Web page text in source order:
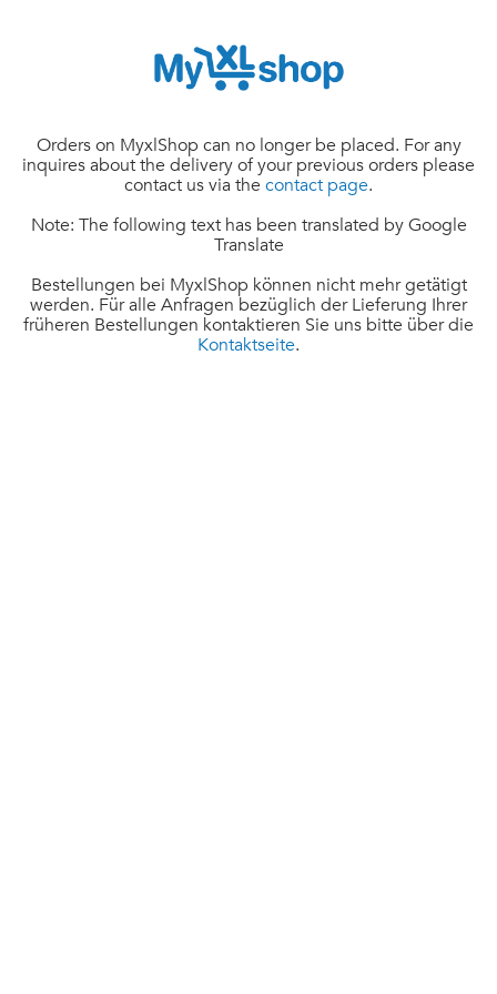
Orders on MyxlShop can no longer be placed. For any
inquires about the delivery of your previous orders please
contact us via the contact page.
Note: The following text has been translated by Google
Translate
Bestellungen bei MyxlShop können nicht mehr getätigt
werden. Für alle Anfragen bezüglich der Lieferung Ihrer
früheren Bestellungen kontaktieren Sie uns bitte über die
Kontaktseite.